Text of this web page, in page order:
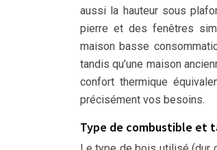
aussi la hauteur sous
pierre et des fenêtres
maison basse
tandis qu’une maison
confort thermique
précisément vos besoins.
Type de combustible et